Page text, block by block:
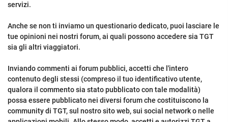
servizi.
Anche se non ti inviamo un questionario dedicato, puoi lasciare le
tue opinioni nei nostri forum, ai quali possono accedere sia TGT
sia gli altri viaggiatori.
Inviando commenti ai forum pubblici, accetti che l'intero
contenuto degli stessi (compreso il tuo identificativo utente,
qualora il commento sia stato pubblicato con tale modalità)
possa essere pubblicato nei diversi forum che costituiscono la
community di TGT, sul nostro sito web, sui social network o nelle